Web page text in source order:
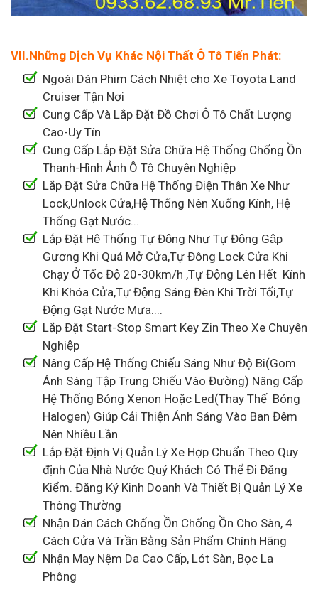
VII.Những Dịch Vụ Khác Nội Thất Ô Tô Tiến Phát:
Ngoài Dán Phim Cách Nhiệt cho Xe Toyota Land
Cruiser Tận Nơi
Cung Cấp Và Lắp Đặt Đồ Chơi Ô Tô Chất Lượng
Cao-Uy Tín
Cung Cấp Lắp Đặt Sửa Chữa Hệ Thống Chống Ồn
Thanh-Hình Ảnh Ô Tô Chuyên Nghiệp
Lắp Đặt Sửa Chữa Hệ Thống Điện Thân Xe Như
Lock,Unlock Cửa,Hệ Thống Nên Xuống Kính, Hệ
Thống Gạt Nước...
Lắp Đặt Hệ Thống Tự Động Như Tự Động Gập
Gương Khi Quá Mở Cửa,Tự Đông Lock Cửa Khi
Chạy Ở Tốc Độ 20-30km/h ,Tự Động Lên Hết Kính
Khi Khóa Cửa,Tự Động Sáng Đèn Khi Trời Tối,Tự
Động Gạt Nước Mưa....
Lắp Đặt Start-Stop Smart Key Zin Theo Xe Chuyên
Nghiệp
Nâng Cấp Hệ Thống Chiếu Sáng Như Độ Bi(Gom
Ánh Sáng Tập Trung Chiếu Vào Đường) Nâng Cấp
Hệ Thống Bóng Xenon Hoặc Led(Thay Thế Bóng
Halogen) Giúp Cải Thiện Ánh Sáng Vào Ban Đêm
Nên Nhiều Lần
Lắp Đặt Định Vị Quản Lý Xe Hợp Chuẩn Theo Quy
định Của Nhà Nước Quý Khách Có Thể Đi Đăng
Kiểm. Đăng Ký Kinh Doanh Và Thiết Bị Quản Lý Xe
Thông Thường
Nhận Dán Cách Chống Ồn Chống Ồn Cho Sàn, 4
Cách Cửa Và Trần Bằng Sản Phẩm Chính Hãng
Nhận May Nệm Da Cao Cấp, Lót Sàn, Bọc La
Phông